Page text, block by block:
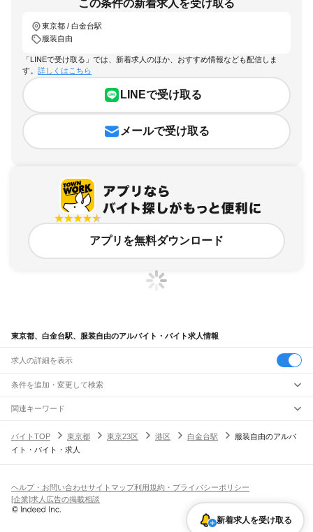
この条件の新着求人を受け取る
東京都 / 白金台駅
服装自由
「LINEで受け取る」では、新着求人のほか、おすすめ情報なども配信しま
す。 詳しくはこちら
LINEで受け取る
メールで受け取る
アプリを無料ダウンロード
東京都、白金台駅、服装自由のアルバイト・バイト求人情報
求人の詳細を表示
条件を追加・変更して検索
市区町村を追加・変更
東京都すべて
東京23区 すべて
江戸川区
八王子市立川市武蔵野市 昭島市調布市町田市小金井市
小平市日野市 狛江市 東大和市 清瀬市
あきる野市西東京市 大島町利島村
駅を追加・変更
JR山手線
大崎駅五反田駅目黒駅恵比寿駅 代々木駅新宿駅新大久保駅
高田馬場駅
田端駅 西日暮里駅
新橋駅浜松町駅田町駅
職種を追加・変更
飲食・フードサービスすべて
ホールスタッフキッチンスタッフ
パン屋（ベーカリー）
バー（BAR）・バーテンダー
飲食店（店長・マネージャー）
人気
日払いOK高校生歓迎 髪型・髪色自由
留学生・外国人活躍中
雇用形態を追加・変更
関連キーワード
バイトTOP
東京都 東京23区 港区 白金台駅
服装自由のアルバ
イト・バイト・求人
新着求人を受け取る
ヘルプ・お問い合わせサイトマップ利用規約・プライバシーポリシー
[企業]求人広告の掲載相談